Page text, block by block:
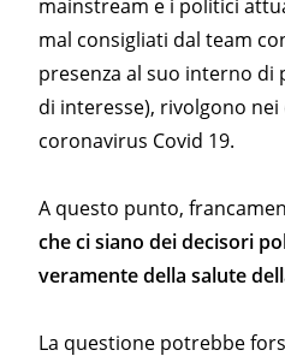
mainstream e i politici
mal consigliati dal team
presenza al suo interno di
di interesse), rivolgono
coronavirus Covid 19.
A questo punto,
che ci siano dei decisori
veramente della salute
La questione potrebbe